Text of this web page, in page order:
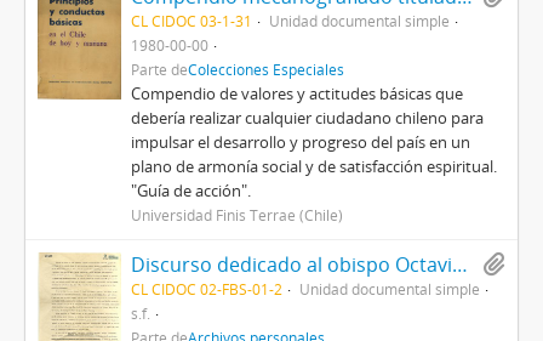
CL CIDOC 03-1-31
Unidad documental simple
1980-00-00
Parte deColecciones Especiales
Compendio de valores y actitudes básicas que
debería realizar cualquier ciudadano chileno para
impulsar el desarrollo y progreso del país en un
plano de armonía social y de satisfacción espiritual.
"Guía de acción".
Universidad Finis Terrae (Chile)
Discurso dedicado al obispo Octavio Fernández
CL CIDOC 02-FBS-01-2
Unidad documental simple
s.f.